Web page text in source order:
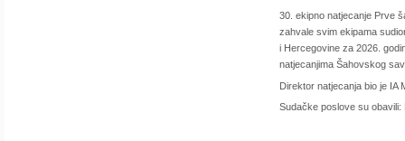
30. ekipno natjecanje Prve
zahvale svim ekipama
i Hercegovine za 2026.
natjecanjima Šahovskog
Direktor natjecanja bio je IA
Sudačke poslove su obavili: